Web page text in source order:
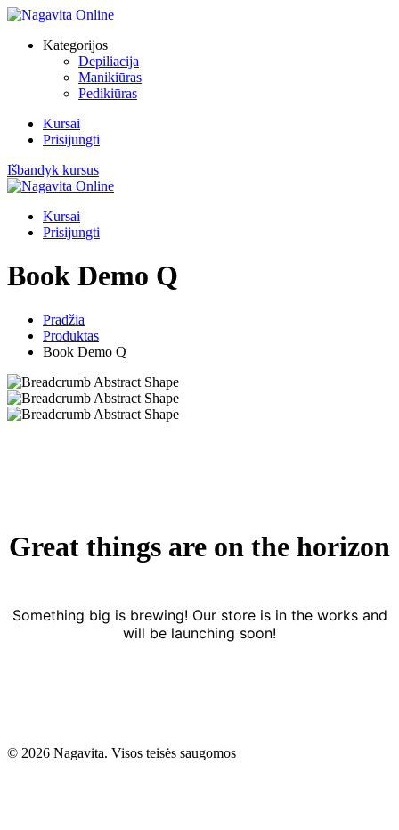
Kategorijos
Depiliacija
Manikiūras
Pedikiūras
Kursai
Prisijungti
Išbandyk kursus
Kursai
Prisijungti
Book Demo Q
Pradžia
Produktas
Book Demo Q
Great things are on the horizon
Something big is brewing! Our store is in the works and
will be launching soon!
© 2026 Nagavita. Visos teisės saugomos